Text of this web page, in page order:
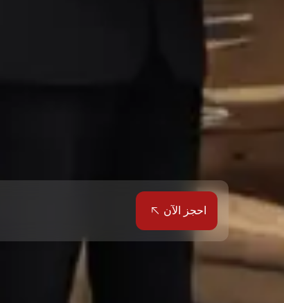
احجز الآن